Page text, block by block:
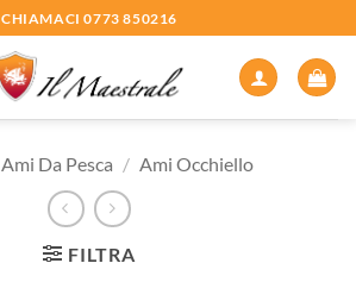
CHIAMACI 0773 850216
Ami Da Pesca / Ami Occhiello
FILTRA